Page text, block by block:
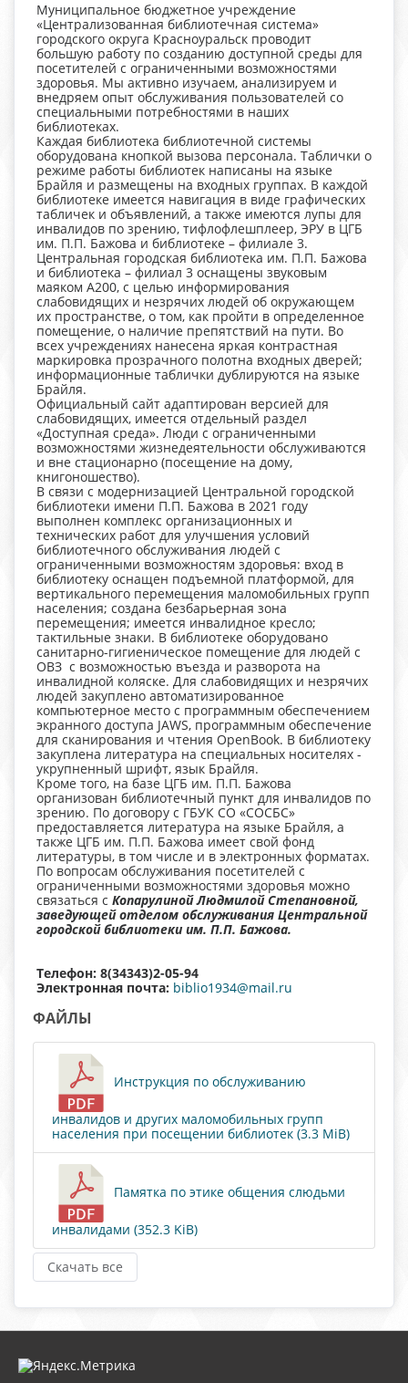
Муниципальное бюджетное учреждение
«Централизованная библиотечная система»
городского округа Красноуральск проводит
большую работу по созданию доступной среды для
посетителей с ограниченными возможностями
здоровья. Мы активно изучаем, анализируем и
внедряем опыт обслуживания пользователей со
специальными потребностями в наших
библиотеках.
Каждая библиотека библиотечной системы
оборудована кнопкой вызова персонала. Таблички о
режиме работы библиотек написаны на языке
Брайля и размещены на входных группах. В каждой
библиотеке имеется навигация в виде графических
табличек и объявлений, а также имеются лупы для
инвалидов по зрению, тифлофлешплеер, ЭРУ в ЦГБ
им. П.П. Бажова и библиотеке – филиале 3.
Центральная городская библиотека им. П.П. Бажова
и библиотека – филиал 3 оснащены звуковым
маяком А200, с целью информирования
слабовидящих и незрячих людей об окружающем
их пространстве, о том, как пройти в определенное
помещение, о наличие препятствий на пути. Во
всех учреждениях нанесена яркая контрастная
маркировка прозрачного полотна входных дверей;
информационные таблички дублируются на языке
Брайля.
Официальный сайт адаптирован версией для
слабовидящих, имеется отдельный раздел
«Доступная среда». Люди с ограниченными
возможностями жизнедеятельности обслуживаются
и вне стационарно (посещение на дому,
книгоношество).
В связи с модернизацией Центральной городской
библиотеки имени П.П. Бажова в 2021 году
выполнен комплекс организационных и
технических работ для улучшения условий
библиотечного обслуживания людей с
ограниченными возможностям здоровья: вход в
библиотеку оснащен подъемной платформой, для
вертикального перемещения маломобильных групп
населения; создана безбарьерная зона
перемещения; имеется инвалидное кресло;
тактильные знаки. В библиотеке оборудовано
санитарно-гигиеническое помещение для людей с
ОВЗ с возможностью въезда и разворота на
инвалидной коляске. Для слабовидящих и незрячих
людей закуплено автоматизированное
компьютерное место с программным обеспечением
экранного доступа JAWS, программным обеспечение
для сканирования и чтения OpenBook. В библиотеку
закуплена литература на специальных носителях -
укрупненный шрифт, язык Брайля.
Кроме того, на базе ЦГБ им. П.П. Бажова
организован библиотечный пункт для инвалидов по
зрению. По договору с ГБУК СО «СОСБС»
предоставляется литература на языке Брайля, а
также ЦГБ им. П.П. Бажова имеет свой фонд
литературы, в том числе и в электронных форматах.
По вопросам обслуживания посетителей с
ограниченными возможностями здоровья можно
связаться с Копарулиной Людмилой Степановной,
заведующей отделом обслуживания Центральной
городской библиотеки им. П.П. Бажова.
Телефон: 8(34343)2-05-94
Электронная почта: biblio1934@mail.ru
ФАЙЛЫ
Инструкция по обслуживанию
инвалидов и других маломобильных групп
населения при посещении библиотек (3.3 MiB)
Памятка по этике общения слюдьми
инвалидами (352.3 KiB)
Скачать все